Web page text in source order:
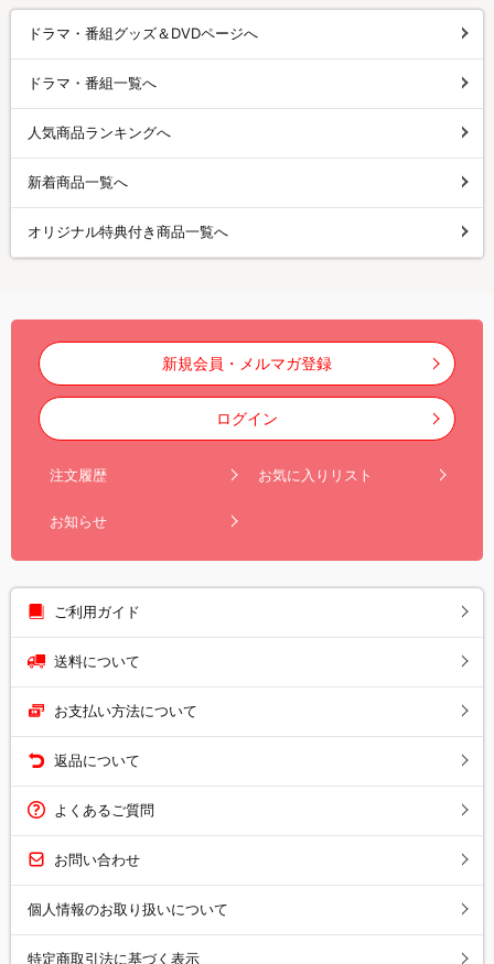
ドラマ・番組グッズ＆DVDページへ
ドラマ・番組一覧へ
人気商品ランキングへ
新着商品一覧へ
オリジナル特典付き商品一覧へ
新規会員・メルマガ登録
ログイン
注文履歴 お気に入りリスト
お知らせ
ご利用ガイド
送料について
お支払い方法について
返品について
よくあるご質問
お問い合わせ
個人情報のお取り扱いについて
特定商取引法に基づく表示